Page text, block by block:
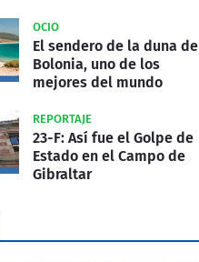
OCIO
El sendero de la duna de
Bolonia, uno de los
mejores del mundo
REPORTAJE
23-F: Así fue el Golpe de
Estado en el Campo de
Gibraltar